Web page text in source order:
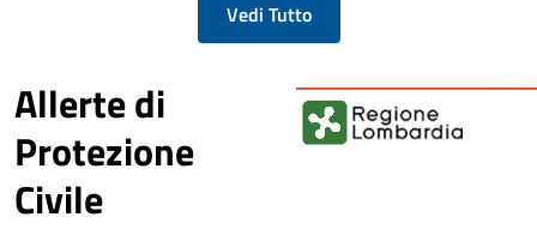
Vedi Tutto
Allerte di
Protezione
Civile